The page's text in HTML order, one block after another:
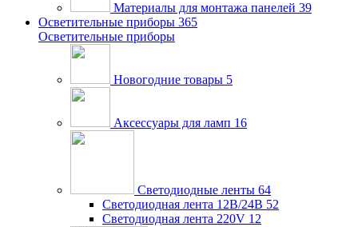
Материалы для монтажа панелей 39
Осветительные приборы 365
Осветительные приборы
Новогодние товары 5
Аксессуары для ламп 16
Светодиодные ленты 64
Светодиодная лента 12В/24В 52
Светодиодная лента 220V 12